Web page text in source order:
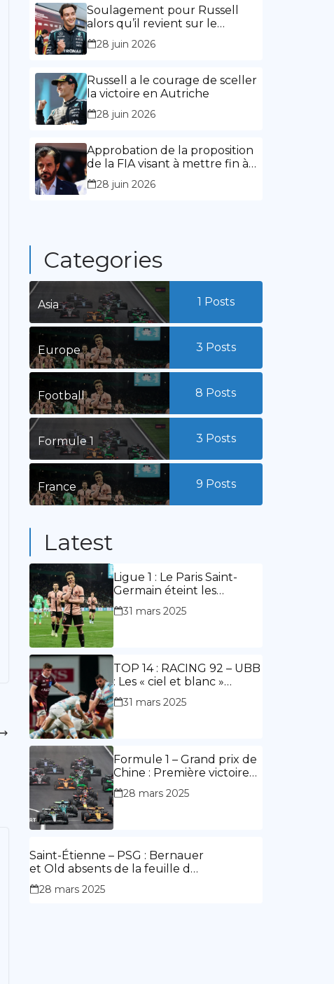
l’expérience »
Soulagement pour Russell
alors qu’il revient sur le
chemin de la victoire
28 juin 2026
Russell a le courage de sceller
la victoire en Autriche
28 juin 2026
Approbation de la proposition
de la FIA visant à mettre fin à
la limitation des mandats de
présidence
28 juin 2026
Categories
Asia 1 Posts
Europe 3 Posts
Football 8 Posts
Formule 1 3 Posts
France 9 Posts
Latest
Ligue 1 : Le Paris Saint-
Germain éteint les
lumières du stade
Geoffroy Guichard. Stassin
31 mars 2025
TOP 14 : RACING 92 – UBB
: Les « ciel et blanc »
renouent avec la victoire
31 mars 2025
Formule 1 – Grand prix de
Chine : Première victoire
d’Hamilton en Rouge,
l’Aston Martin d’Alonso fait
28 mars 2025
Saint-Étienne – PSG : Bernauer
et Old absents de la feuille de
match.
28 mars 2025